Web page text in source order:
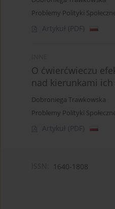
Problemy Polityki
Artykuł (PDF)
O ćwierćwieczu
nad kierunkami
Dobroniega Trawkowska
Problemy Polityki
Artykuł (PDF)
1640-1808